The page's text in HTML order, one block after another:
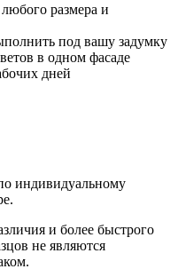
размера и
под вашу задумку
в одном фасаде
дней
индивидуальному
и более быстрого
не являются